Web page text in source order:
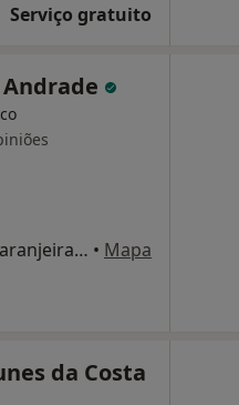
Serviço gratuito
Rua Xavier de Araújo, Edifício Laranjeiras Plaza, nº A/B (Bloco 6), Lisboa • Mapa
da Costa